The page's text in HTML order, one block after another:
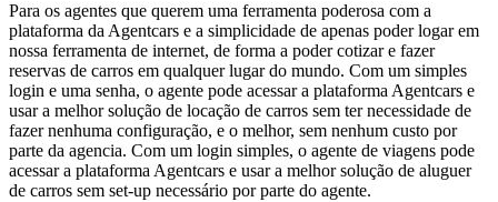
Para os agentes que querem uma ferramenta poderosa com a
plataforma da Agentcars e a simplicidade de apenas poder logar em
nossa ferramenta de internet, de forma a poder cotizar e fazer
reservas de carros em qualquer lugar do mundo. Com um simples
login e uma senha, o agente pode acessar a plataforma Agentcars e
usar a melhor solução de locação de carros sem ter necessidade de
fazer nenhuma configuração, e o melhor, sem nenhum custo por
parte da agencia. Com um login simples, o agente de viagens pode
acessar a plataforma Agentcars e usar a melhor solução de aluguer
de carros sem set-up necessário por parte do agente.